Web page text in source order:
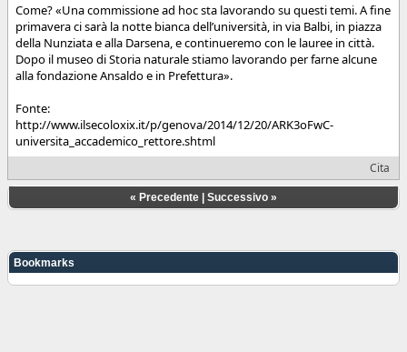
Come? «Una commissione ad hoc sta lavorando su questi temi. A fine
primavera ci sarà la notte bianca dell’università, in via Balbi, in piazza
della Nunziata e alla Darsena, e continueremo con le lauree in città.
Dopo il museo di Storia naturale stiamo lavorando per farne alcune
alla fondazione Ansaldo e in Prefettura».
Fonte:
http://www.ilsecoloxix.it/p/genova/2014/12/20/ARK3oFwC-
universita_accademico_rettore.shtml
Cita
« Precedente Successivo »
Bookmarks